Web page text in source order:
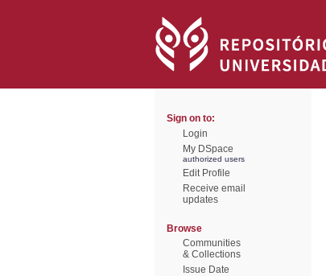
Sign on to:
Login
My DSpace
authorized users
Edit Profile
Receive email
updates
Browse
Communities
& Collections
Issue Date